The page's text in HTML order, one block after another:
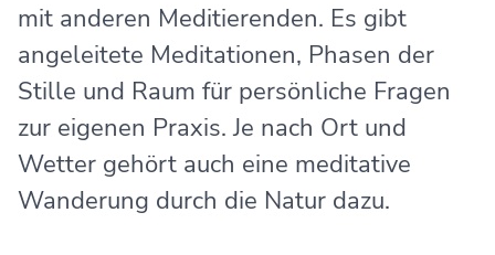
mit anderen Meditierenden. Es gibt
angeleitete Meditationen, Phasen der
Stille und Raum für persönliche Fragen
zur eigenen Praxis. Je nach Ort und
Wetter gehört auch eine meditative
Wanderung durch die Natur dazu.